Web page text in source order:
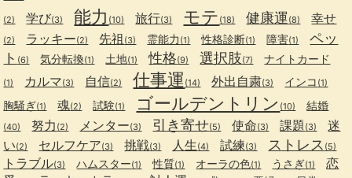
(2) 学び(3) 能力 (10) 旅行(3) モテ (18) 健康運(8) 幸せ
(2) ラッキー(2) 先祖 (3) 霊能力 (1) 性格診断(1) 障害(1)
ペッ
ト (6) 気分転換(1) 土地(1) 性格(9) 選択肢(7) ナイトカード
(1) カルマ(3) 自信(2) 仕事運 (14) 外出自粛(3) インコ (1)
胸騒ぎ(1) 魂(2) 試験(1) ゴールデントリン (10) 結婚
(40) 努力 (2) メンター(3) 引き寄せ(5) 使命(3) 課題(3)
迷
い(2) セルフケア(3) 挑戦(3) 人生(4) 試練(3) ストレス (5)
トラブル(3) ハムスター(1) 性質(1) オーラの色(1) うさぎ(1)
恋